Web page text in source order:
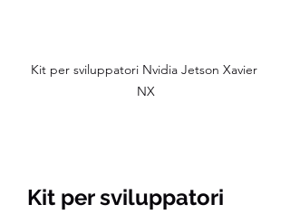
Kit per sviluppatori Nvidia Jetson Xavier
NX
Kit per sviluppatori